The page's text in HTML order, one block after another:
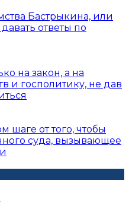
Бастрыкина, или
ответы по
на закон, а на
и госполитику, не дав
от того, чтобы
суда, вызывающее